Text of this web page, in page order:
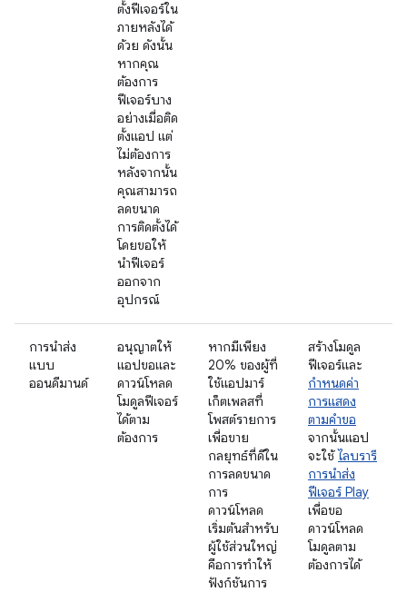
ตั้งฟีเจอร์ใน
ภายหลังได้
ด้วย ดังนั้น
หากคุณ
ต้องการ
ฟีเจอร์บาง
อย่างเมื่อติด
ตั้งแอป แต่
ไม่ต้องการ
หลังจากนั้น
คุณสามารถ
ลดขนาด
การติดตั้งได้
โดยขอให้
นำฟีเจอร์
ออกจาก
อุปกรณ์
การนำส่ง
แบบ
ออนดีมานด์
อนุญาตให้
แอปขอและ
ดาวน์โหลด
โมดูลฟีเจอร์
ได้ตาม
ต้องการ
หากมีเพียง
20% ของผู้ที่
ใช้แอปมาร์
เก็ตเพลสที่
โพสต์รายการ
เพื่อขาย
กลยุทธ์ที่ดีใน
การลดขนาด
การ
ดาวน์โหลด
เริ่มต้นสำหรับ
ผู้ใช้ส่วนใหญ่
คือการทำให้
ฟังก์ชันการ
สร้างโมดูล
ฟีเจอร์และ
กำหนดค่า
การแสดง
ตามคำขอ
จากนั้นแอป
จะใช้ไลบรารี
การนำส่ง
ฟีเจอร์ Play
เพื่อขอ
ดาวน์โหลด
โมดูลตาม
ต้องการได้